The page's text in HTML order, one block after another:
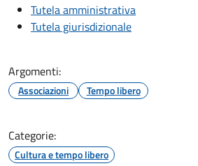
Tutela amministrativa
Tutela giurisdizionale
Argomenti:
Associazioni Tempo libero
Categorie:
Cultura e tempo libero